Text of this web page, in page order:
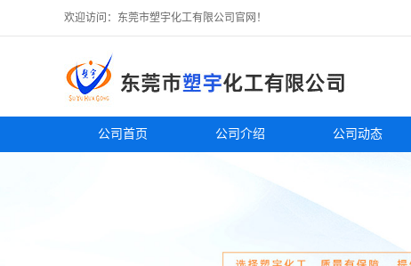
欢迎访问：东莞市塑宇化工有限公司官网！
公司首页 公司介绍 公司动态